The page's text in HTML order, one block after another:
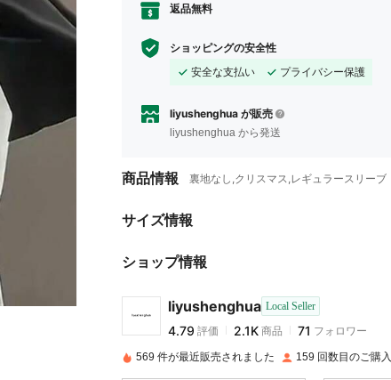
返品無料
ショッピングの安全性
安全な支払い
プライバシー保護
liyushenghua が販売
liyushenghua から発送
商品情報 裏地なし,クリスマス,レギュラースリーブ
サイズ情報
ショップ情報
liyushenghua Local Seller
4.79
4.79
71
4.79 商品 71フォロワー
k***a が1日前にフォローしました
569 件が最近販売されました 159 回数目のご購入